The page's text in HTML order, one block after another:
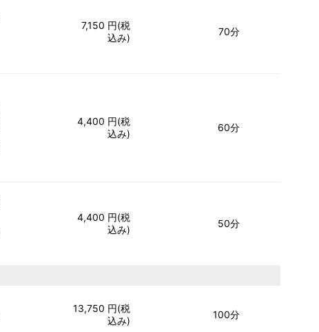
7,150 円(税
込み)
70分
4,400 円(税
込み)
60分
4,400 円(税
込み)
50分
13,750 円(税
込み)
100分